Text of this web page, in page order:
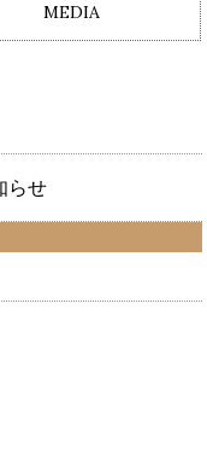
MEDIA
らせ